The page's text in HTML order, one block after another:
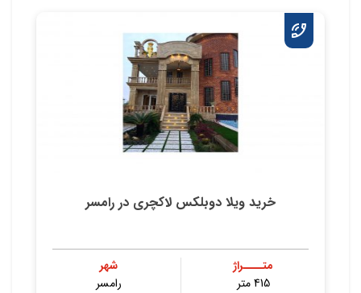
خرید ویلا دوبلکس لاکچری در رامسر
متــــراژ
415 متر
شهر
رامسر